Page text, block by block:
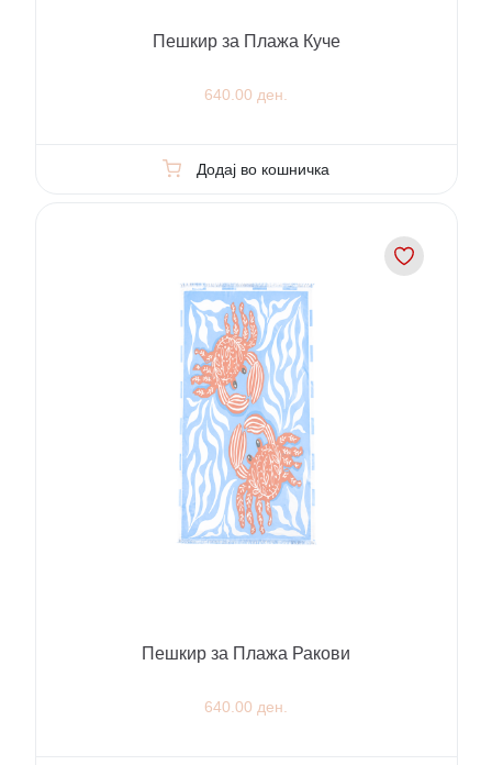
Пешкир за Плажа Куче
640.00 ден.
Додај во кошничка
Пешкир за Плажа Ракови
640.00 ден.